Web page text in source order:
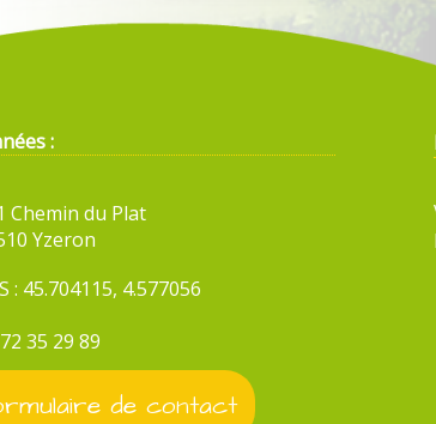
:
Chemin du Plat
Yzeron
: 45.704115, 4.577056
35 29 89
de contact